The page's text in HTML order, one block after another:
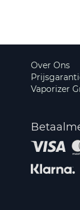
Over Ons
Vaporizer